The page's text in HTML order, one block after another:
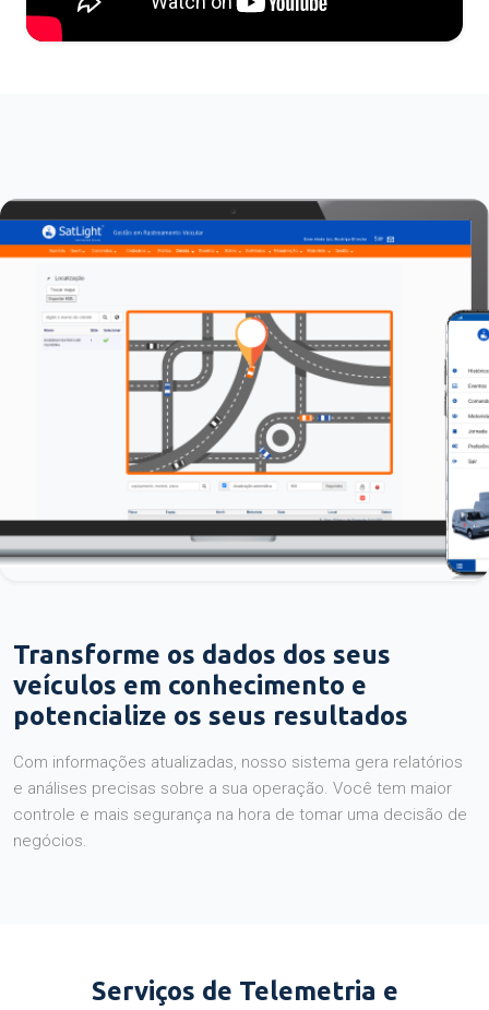
Transforme os dados dos seus
veículos em conhecimento e
potencialize os seus resultados
Com informações atualizadas, nosso sistema gera relatórios
e análises precisas sobre a sua operação. Você tem maior
controle e mais segurança na hora de tomar uma decisão de
negócios.
Serviços de Telemetria e